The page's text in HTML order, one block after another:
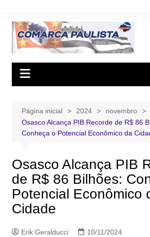
conteúdo
Página inicial 2024 novembro
Osasco Alcança PIB Recorde de R$ 86
Conheça o Potencial Econômico da
Osasco Alcança PIB
de R$ 86 Bilhões:
Potencial Econômico
Cidade
Erik Geralducci 10/11/2024